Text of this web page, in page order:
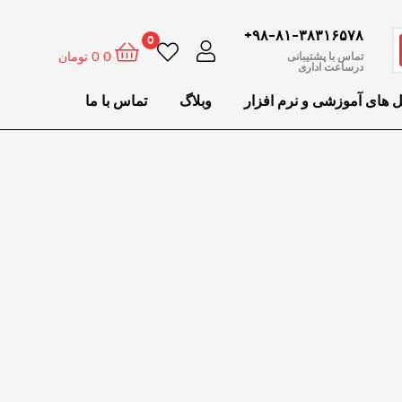
۹۸-۸۱-۳۸۳۱۶۵۷۸+
تماس با پشتیبانی
درساعت اداری
0
0
0 تومان
های آموزشی و نرم افزار وبلاگ تماس با ما